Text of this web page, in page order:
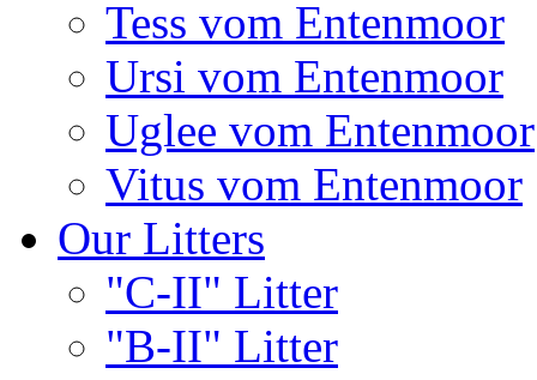
Tess vom Entenmoor
Ursi vom Entenmoor
Uglee vom Entenmoor
Vitus vom Entenmoor
Our Litters
"C-II" Litter
"B-II" Litter